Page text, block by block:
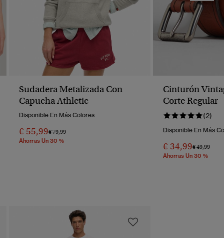
Sudadera Metalizada Con
Capucha Athletic
Disponible En Más Colores
€ 55,99Precio Rebajado De
€ 79,99A
Ahorras Un 30 %
Cinturón
Corte Regular
(2)
Disponible En Más
€ 34,99Precio
€ 49,99A
Ahorras Un 30 %